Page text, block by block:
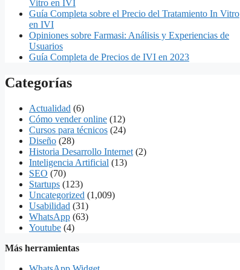
Vitro en IVI
Guía Completa sobre el Precio del Tratamiento In Vitro
en IVI
Opiniones sobre Farmasi: Análisis y Experiencias de
Usuarios
Guía Completa de Precios de IVI en 2023
Categorías
Actualidad (6)
Cómo vender online (12)
Cursos para técnicos (24)
Diseño (28)
Historia Desarrollo Internet (2)
Inteligencia Artificial (13)
SEO (70)
Startups (123)
Uncategorized (1,009)
Usabilidad (31)
WhatsApp (63)
Youtube (4)
Más herramientas